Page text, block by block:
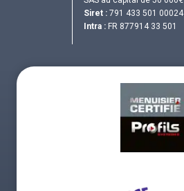
Siret : 791 433 501 00024
Intra : FR 877914 33 501